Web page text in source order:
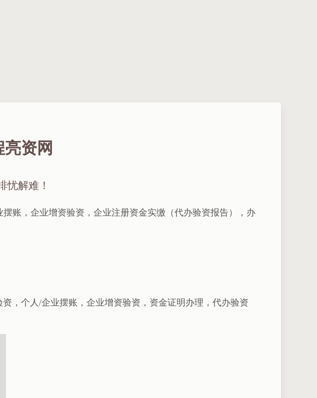
资网
忧解难！
账，企业增资验资，企业注册资金实缴（代办验资报告），办
，个人/企业摆账，企业增资验资，资金证明办理，代办验资